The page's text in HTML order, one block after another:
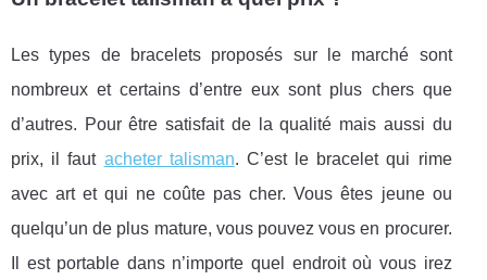
Les types de bracelets proposés sur le marché sont
nombreux et certains d’entre eux sont plus chers que
d’autres. Pour être satisfait de la qualité mais aussi du
prix, il faut acheter talisman. C’est le bracelet qui rime
avec art et qui ne coûte pas cher. Vous êtes jeune ou
quelqu’un de plus mature, vous pouvez vous en procurer.
Il est portable dans n’importe quel endroit où vous irez